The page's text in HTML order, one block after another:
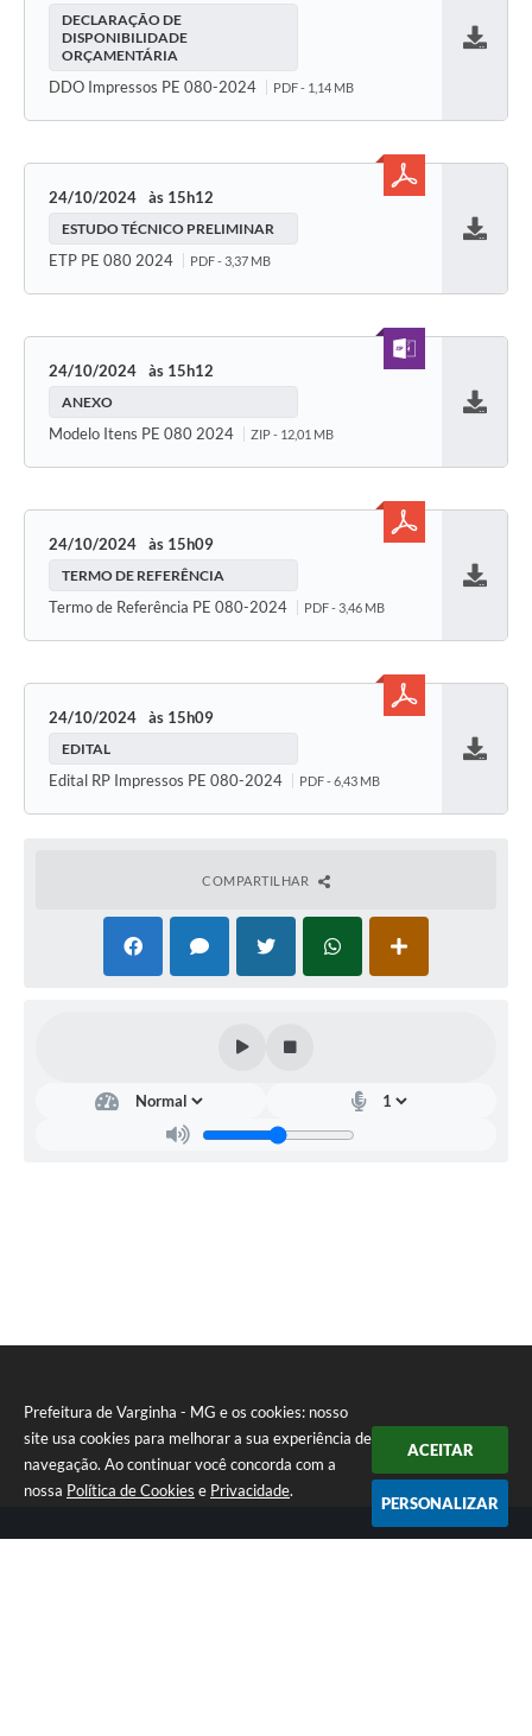
Prefeitura de Varginha - MG e os cookies: nosso
site usa cookies para melhorar a sua experiência de
navegação. Ao continuar você concorda com a
nossa Política de Cookies e Privacidade.
ACEITAR
PERSONALIZAR
DECLARAÇÃO DE
DISPONIBILIDADE
ORÇAMENTÁRIA
DDO Impressos PE 080-2024 PDF - 1,14 MB
24/10/2024 15h12
ESTUDO TÉCNICO PRELIMINAR
ETP PE 080 2024 PDF - 3,37 MB
24/10/2024 15h12
ANEXO
Modelo Itens PE 080 2024 ZIP - 12,01 MB
24/10/2024 15h09
TERMO DE REFERÊNCIA
Termo de Referência PE 080-2024 PDF - 3,46 MB
24/10/2024 15h09
EDITAL
Edital RP Impressos PE 080-2024 PDF - 6,43 MB
COMPARTILHAR